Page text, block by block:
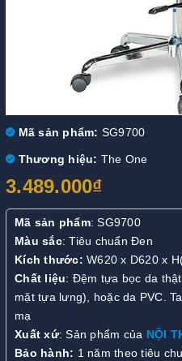
Mã sản phẩm: SG9700
Thương hiệu: The One
3.489.000₫
Mã sản phẩm: SG9700
Màu sắc: Tiêu chuẩn Đen
Kích thước: W620 x D620 x
Chất liệu: Đệm tựa bọc da
mặt tựa lưng), hoặc da PVC.
mạ
Xuất xứ: Sản phẩm của NỘI
Bảo hành: 1 năm theo tiêu